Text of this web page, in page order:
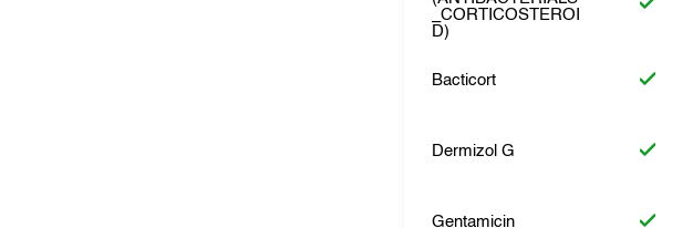
_CORTICOSTEROI
D)
Bacticort
Dermizol G
Gentamicin